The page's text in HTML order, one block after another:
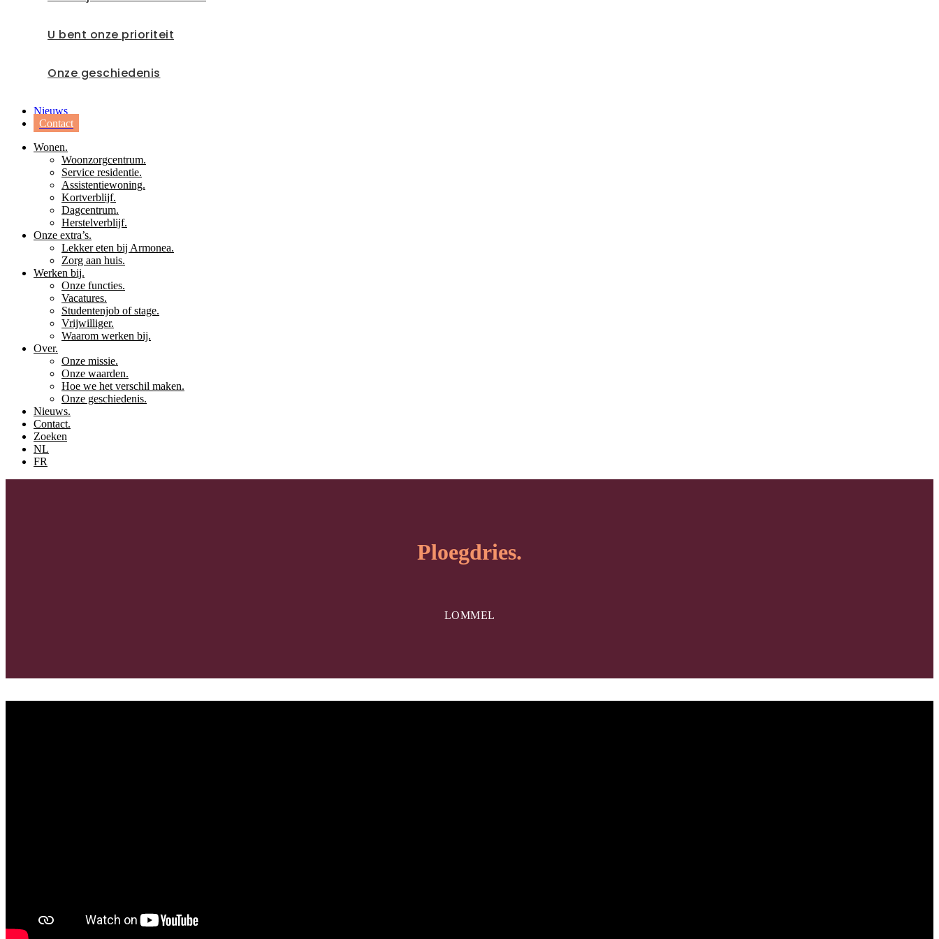
U bent onze prioriteit
Onze geschiedenis
Nieuws
Contact
Wonen.
Woonzorgcentrum.
Service residentie.
Assistentiewoning.
Kortverblijf.
Dagcentrum.
Herstelverblijf.
Onze extra’s.
Lekker eten bij Armonea.
Zorg aan huis.
Werken bij.
Onze functies.
Vacatures.
Studentenjob of stage.
Vrijwilliger.
Waarom werken bij.
Over.
Onze missie.
Onze waarden.
Hoe we het verschil maken.
Onze geschiedenis.
Nieuws.
Contact.
Zoeken
NL
FR
Ploegdries.
LOMMEL